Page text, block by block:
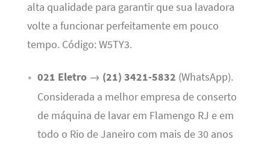
alta qualidade para garantir que sua lavadora
volte a funcionar perfeitamente em pouco
tempo. Código: W5TY3.
021 Eletro→ (21) 3421-5832 (WhatsApp).
Considerada a melhor empresa de conserto
de máquina de lavar em Flamengo RJ e em
todo o Rio de Janeiro com mais de 30 anos